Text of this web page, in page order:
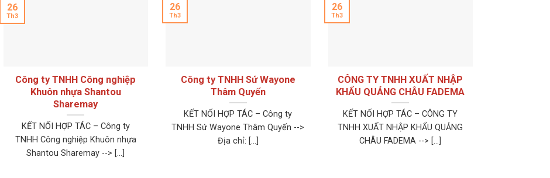
Công ty TNHH Công nghiệp
Khuôn nhựa Shantou
Sharemay
KẾT NỐI HỢP TÁC – Công ty
TNHH Công nghiệp Khuôn nhựa
Shantou Sharemay --> [...]
26
Th3
Công ty TNHH Sứ Wayone
Thâm Quyến
KẾT NỐI HỢP TÁC – Công ty
TNHH Sứ Wayone Thâm Quyến -->
Địa chỉ: [...]
26
Th3
CÔNG TY TNHH XUẤT NHẬP
KHẨU QUẢNG CHÂU FADEMA
KẾT NỐI HỢP TÁC – CÔNG TY
TNHH XUẤT NHẬP KHẨU QUẢNG
CHÂU FADEMA --> [...]
26
Th3